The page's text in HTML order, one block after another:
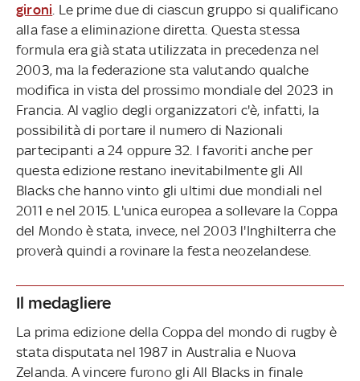
gironi . Le prime due di ciascun gruppo si qualificano
alla fase a eliminazione diretta. Questa stessa
formula era già stata utilizzata in precedenza nel
2003, ma la federazione sta valutando qualche
modifica in vista del prossimo mondiale del 2023 in
Francia. Al vaglio degli organizzatori c'è, infatti, la
possibilità di portare il numero di Nazionali
partecipanti a 24 oppure 32. I favoriti anche per
questa edizione restano inevitabilmente gli All
Blacks che hanno vinto gli ultimi due mondiali nel
2011 e nel 2015. L'unica europea a sollevare la Coppa
del Mondo è stata, invece, nel 2003 l'Inghilterra che
proverà quindi a rovinare la festa neozelandese.
Il medagliere
La prima edizione della Coppa del mondo di rugby è
stata disputata nel 1987 in Australia e Nuova
Zelanda. A vincere furono gli All Blacks in finale